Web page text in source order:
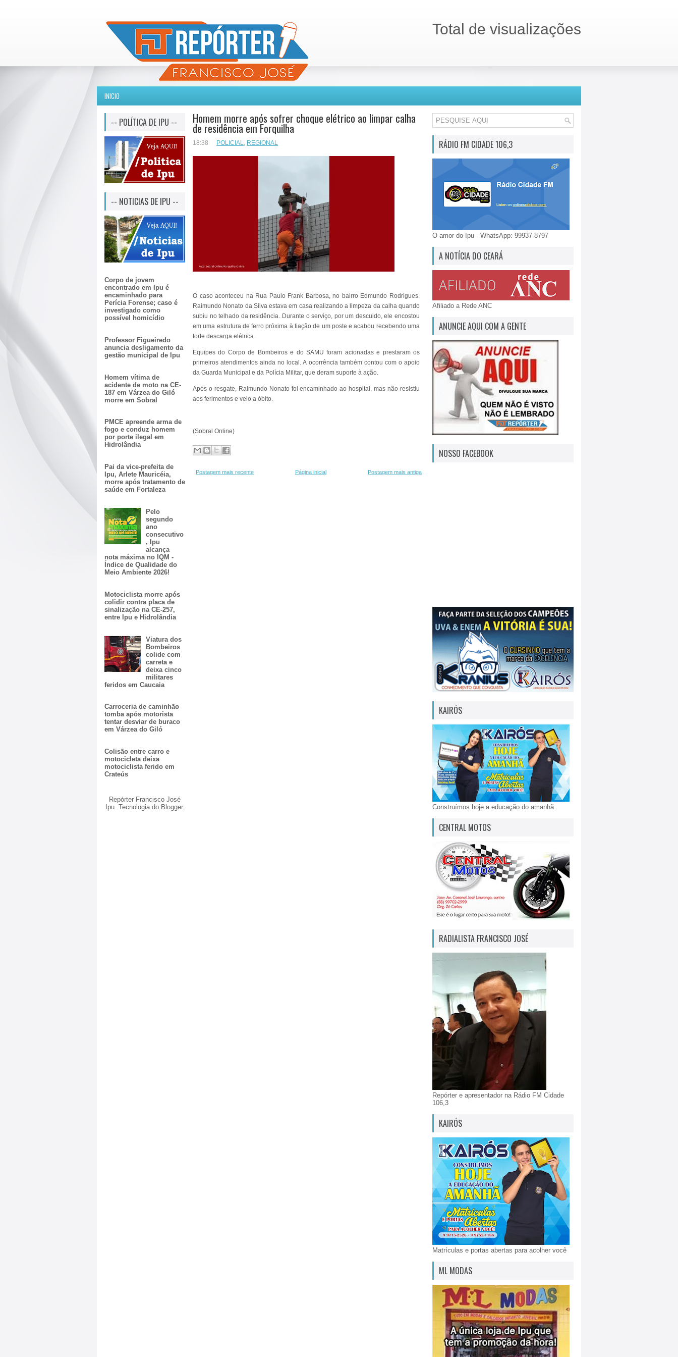
Total de visualizações
INICIO
-- POLÍTICA DE IPU --
-- NOTICIAS DE IPU --
Corpo de jovem
encontrado em Ipu é
encaminhado para
Perícia Forense; caso é
investigado como
possível homicídio
Professor Figueiredo
anuncia desligamento da
gestão municipal de Ipu
Homem vítima de
acidente de moto na CE-
187 em Várzea do Giló
morre em Sobral
PMCE apreende arma de
fogo e conduz homem
por porte ilegal em
Hidrolândia
Pai da vice-prefeita de
Ipu, Arlete Mauricéia,
morre após tratamento de
saúde em Fortaleza
Pelo
segundo
ano
consecutivo
, Ipu
alcança
nota máxima no IQM -
Índice de Qualidade do
Meio Ambiente 2026!
Motociclista morre após
colidir contra placa de
sinalização na CE-257,
entre Ipu e Hidrolândia
Viatura dos
Bombeiros
colide com
carreta e
deixa cinco
militares
feridos em Caucaia
Carroceria de caminhão
tomba após motorista
tentar desviar de buraco
em Várzea do Giló
Colisão entre carro e
motocicleta deixa
motociclista ferido em
Crateús
Repórter Francisco José
Ipu. Tecnologia do Blogger.
Homem morre após sofrer choque elétrico ao limpar calha
de residência em Forquilha
18:38 POLICIAL, REGIONAL
O caso aconteceu na Rua Paulo Frank Barbosa, no bairro Edmundo Rodrigues.
Raimundo Nonato da Silva estava em casa realizando a limpeza da calha quando
subiu no telhado da residência. Durante o serviço, por um descuido, ele encostou
em uma estrutura de ferro próxima à fiação de um poste e acabou recebendo uma
forte descarga elétrica.
Equipes do Corpo de Bombeiros e do SAMU foram acionadas e prestaram os
primeiros atendimentos ainda no local. A ocorrência também contou com o apoio
da Guarda Municipal e da Polícia Militar, que deram suporte à ação.
Após o resgate, Raimundo Nonato foi encaminhado ao hospital, mas não resistiu
aos ferimentos e veio a óbito.
(Sobral Online)
Postagem mais recente Postagem mais antiga
Página inicial
RÁDIO FM CIDADE 106,3
O amor do Ipu - WhatsApp: 99937-8797
A NOTÍCIA DO CEARÁ
Afiliado a Rede ANC
ANUNCIE AQUI COM A GENTE
NOSSO FACEBOOK
KAIRÓS
Construímos hoje a educação do amanhã
CENTRAL MOTOS
RADIALISTA FRANCISCO JOSÉ
Repórter e apresentador na Rádio FM Cidade
106,3
KAIRÓS
Matrículas e portas abertas para acolher você
ML MODAS